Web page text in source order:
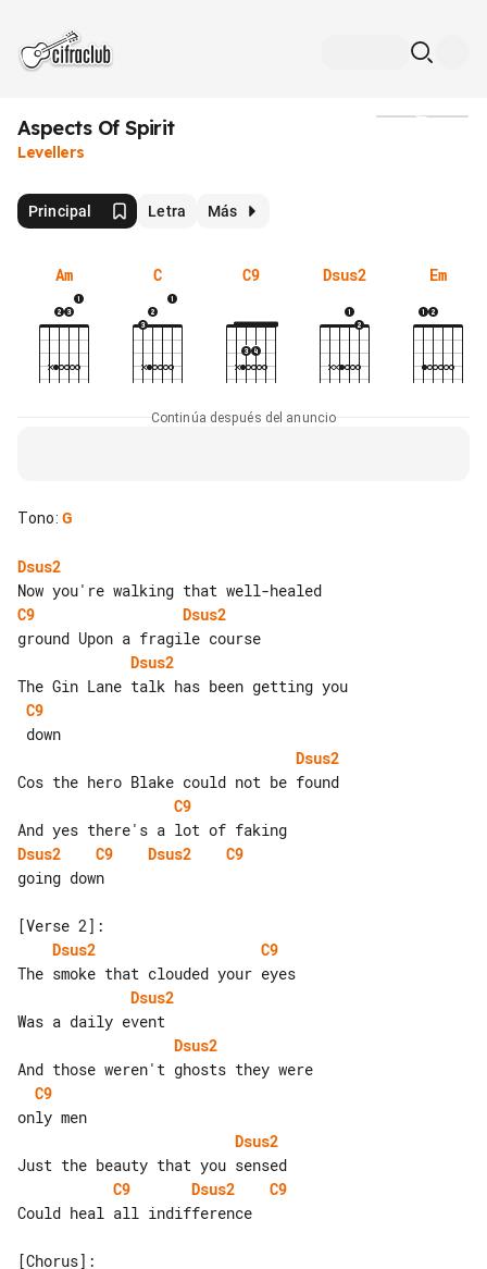
Aspects Of Spirit
Levellers
Principal Letra Más
Am C C9 Dsus2 Em
Continúa después del anuncio
Tono: G
Dsus2
C9
Dsus2
Dsus2
C9
Dsus2
C9
Dsus2
C9 Dsus2
C9
going down
Dsus2
C9
Dsus2
Dsus2
C9
Dsus2
C9
Dsus2
C9
Could heal all indifference